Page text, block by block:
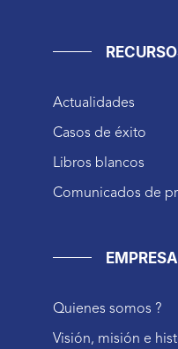
Actualidades
Casos de éxito
Libros blancos
Comunicados de
EMPRESA
Quienes somos ?
Visión, misión e